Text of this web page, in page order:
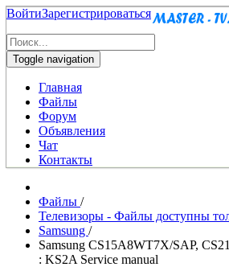
ВойтиЗарегистрироваться
Toggle navigation
Главная
Файлы
Форум
Объявления
Чат
Контакты
Файлы /
Телевизоры - Файлы доступны
Samsung /
Samsung CS15A8WT7X/SAP,
: KS2A Service manual